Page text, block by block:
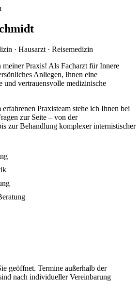
· Hausarzt · Reisemedizin
Praxis! Als Facharzt für Innere
Anliegen, Ihnen eine
und vertrauensvolle medizinische
Praxisteam stehe ich Ihnen bei
zur Seite – von der
zur Behandlung komplexer internistischer
geöffnet. Termine außerhalb der
nach individueller Vereinbarung